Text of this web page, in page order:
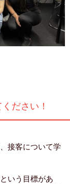
ださい！
接客について学
いう目標があ